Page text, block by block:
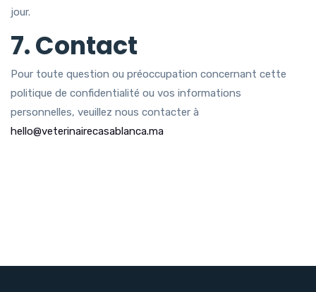
jour.
7. Contact
Pour toute question ou préoccupation concernant cette
politique de confidentialité ou vos informations
personnelles, veuillez nous contacter à
hello@veterinairecasablanca.ma